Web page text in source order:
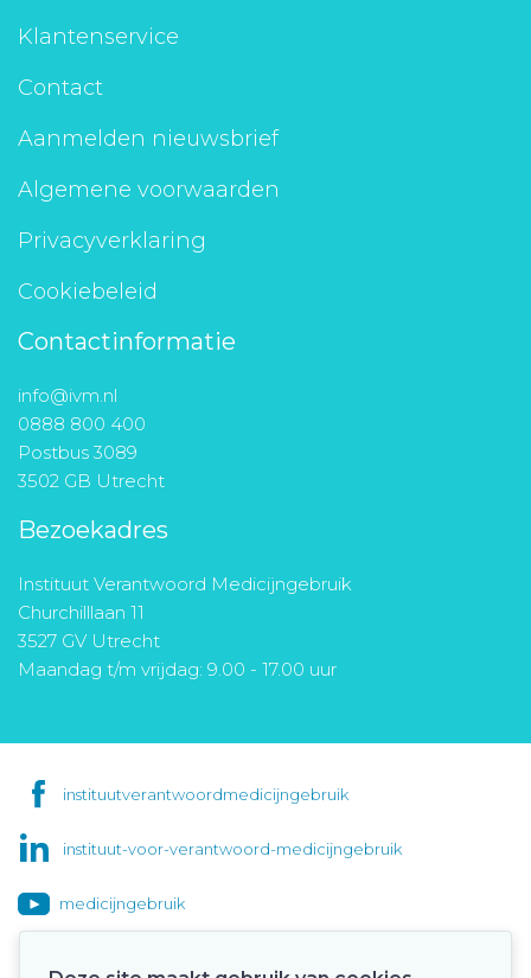
Klantenservice
Contact
Aanmelden nieuwsbrief
Algemene voorwaarden
Privacyverklaring
Cookiebeleid
Contactinformatie
info@ivm.nl
0888 800 400
Postbus 3089
3502 GB Utrecht
Bezoekadres
Instituut Verantwoord Medicijngebruik
Churchilllaan 11
3527 GV Utrecht
Maandag t/m vrijdag: 9.00 - 17.00 uur
instituutverantwoordmedicijngebruik
instituut-voor-verantwoord-medicijngebruik
medicijngebruik